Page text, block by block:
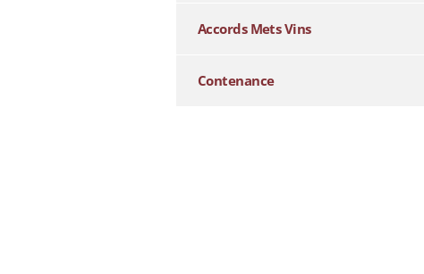
Accords Mets Vins
Contenance